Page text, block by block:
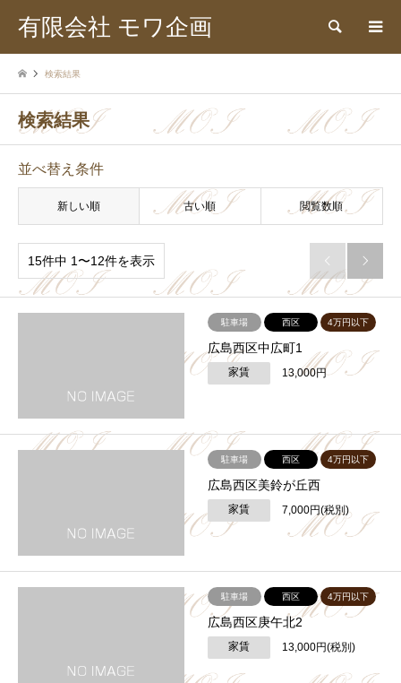
有限会社 モワ企画 検索
検索結果
検索結果
並べ替え条件
新しい順 古い順 閲覧数順
15件中 1〜12件を表示  
駐車場 西区 4万円以下
広島西区中広町1
家賃 13,000円
駐車場 西区 4万円以下
広島西区美鈴が丘西
家賃 7,000円(税別)
駐車場 西区 4万円以下
広島西区庚午北2
家賃 13,000円(税別)